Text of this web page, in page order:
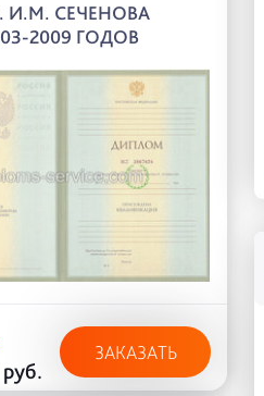
И.М. СЕЧЕНОВА
2009 ГОДОВ
руб.
ЗАКАЗАТЬ